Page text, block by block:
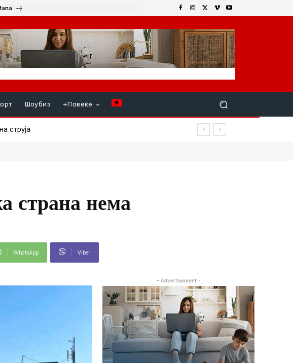
Шоубиз +Повеќе
струја
страна нема
WhatsApp Viber
- Advertisement -